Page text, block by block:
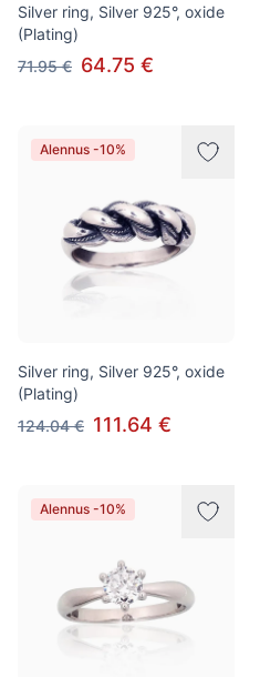
Silver ring, Silver 925°, oxide
(Plating)
71.95 € 64.75 €
Alennus -10%
Silver ring, Silver 925°, oxide
(Plating)
124.04 € 111.64 €
Alennus -10%